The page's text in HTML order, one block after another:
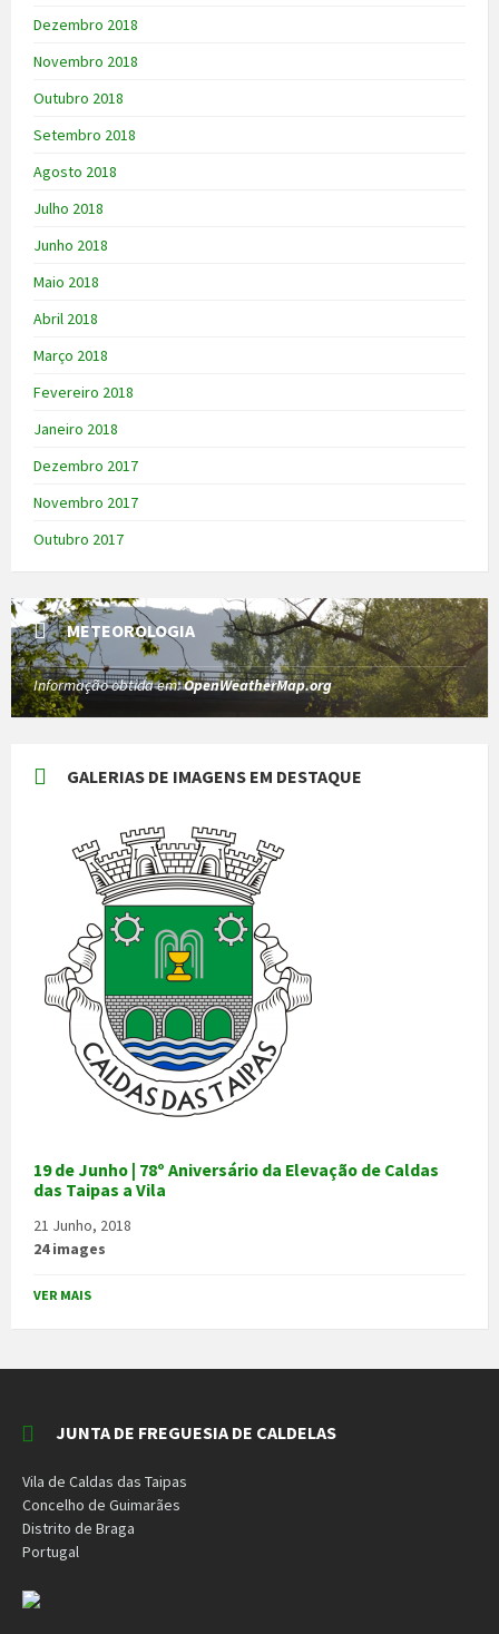
Dezembro 2018
Novembro 2018
Outubro 2018
Setembro 2018
Agosto 2018
Julho 2018
Junho 2018
Maio 2018
Abril 2018
Março 2018
Fevereiro 2018
Janeiro 2018
Dezembro 2017
Novembro 2017
Outubro 2017
METEOROLOGIA
Informação obtida em:OpenWeatherMap.org
GALERIAS DE IMAGENS EM DESTAQUE
19 de Junho | 78º Aniversário da Elevação de Caldas
das Taipas a Vila
21 Junho, 2018
24 images
VER MAIS
JUNTA DE FREGUESIA DE CALDELAS
Vila de Caldas das Taipas
Concelho de Guimarães
Distrito de Braga
Portugal